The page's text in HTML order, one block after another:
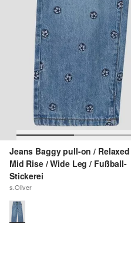
Jeans Baggy pull-on /
Mid Rise / Wide Leg / Fußball-
Stickerei
s.Oliver